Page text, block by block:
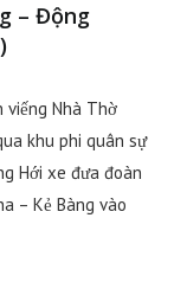
– Động
viếng Nhà Thờ
khu phi quân sự
Hới xe đưa đoàn
– Kẻ Bàng vào